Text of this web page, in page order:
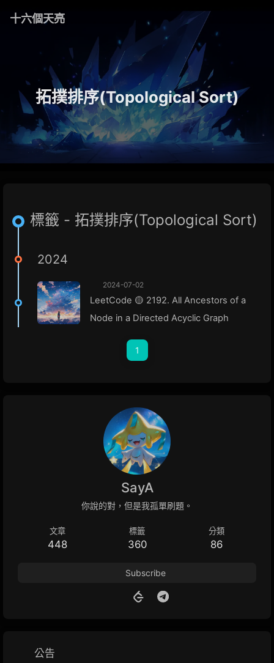
十六個天亮
拓撲排序(Topological Sort)
標籤 - 拓撲排序(Topological Sort)
2024
2024-07-02
LeetCode 🟡 2192. All Ancestors of a
Node in a Directed Acyclic Graph
1
SayA
你說的對，但是我孤單刷題。
文章
448
標籤
360
分類
86
Subscribe
公告